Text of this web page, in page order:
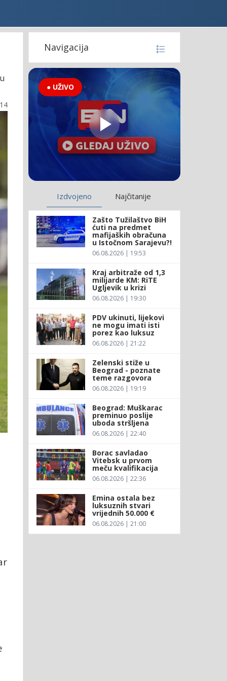
Navigacija
● UŽIVO
Izdvojeno Najčitanije
Zašto Tužilaštvo BiH
ćuti na predmet
mafijaških obračuna
u Istočnom Sarajevu?!
06.08.2026 | 19:53
Kraj arbitraže od 1,3
milijarde KM: RiTE
Ugljevik u krizi
06.08.2026 | 19:30
PDV ukinuti, lijekovi
ne mogu imati isti
porez kao luksuz
06.08.2026 | 21:22
Zelenski stiže u
Beograd - poznate
teme razgovora
06.08.2026 | 19:19
Beograd: Muškarac
preminuo poslije
uboda stršljena
06.08.2026 | 22:40
Borac savladao
Vitebsk u prvom
meču kvalifikacija
06.08.2026 | 22:36
Emina ostala bez
luksuznih stvari
vrijednih 50.000 €
06.08.2026 | 21:00